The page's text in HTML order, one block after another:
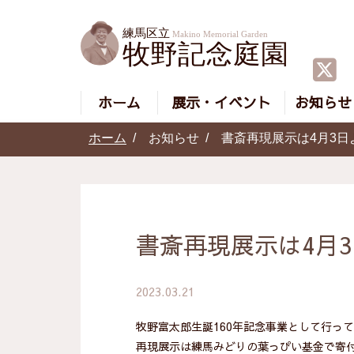
ホーム 展示・イベント お知らせ
ホーム お知らせ 書斎再現展示は4月3日
書斎再現展示は4月
2023.03.21
牧野富太郎生誕160年記念事業として行っ
再現展示は練馬みどりの葉っぴい基金で寄